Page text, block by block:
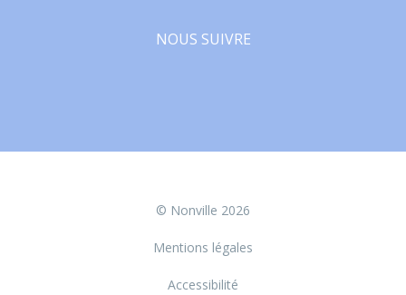
NOUS SUIVRE
© Nonville 2026
Mentions légales
Accessibilité